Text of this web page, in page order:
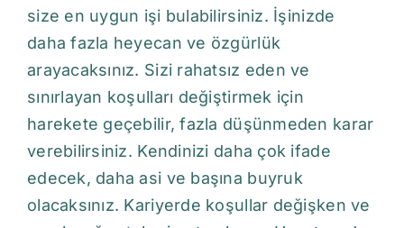
size en uygun işi bulabilirsiniz. İşinizde
daha fazla heyecan ve özgürlük
arayacaksınız. Sizi rahatsız eden ve
sınırlayan koşulları değiştirmek için
harekete geçebilir, fazla düşünmeden karar
verebilirsiniz. Kendinizi daha çok ifade
edecek, daha asi ve başına buyruk
olacaksınız. Kariyerde koşullar değişken ve